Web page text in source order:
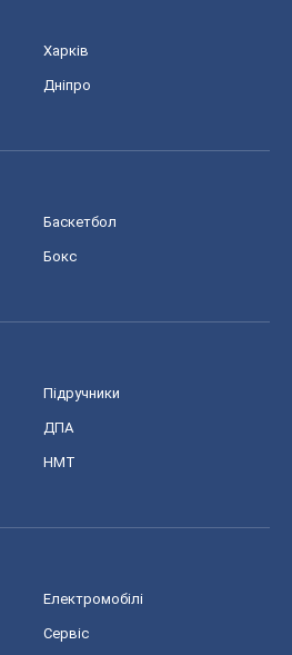
Харків
Дніпро
Баскетбол
Бокс
Підручники
ДПА
НМТ
Електромобілі
Сервіс